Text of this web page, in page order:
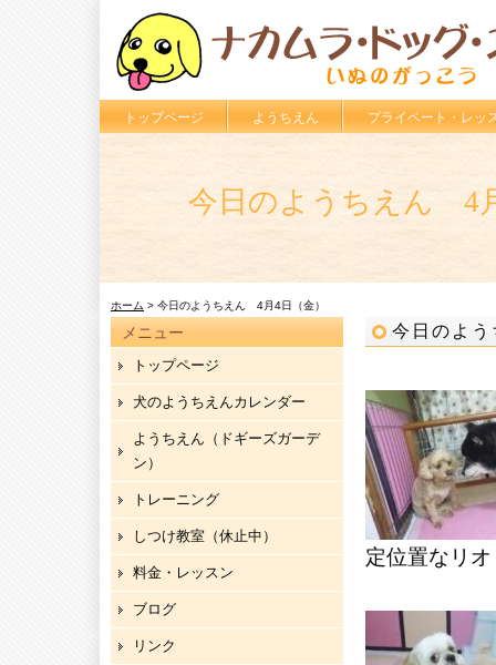
トップページ ようちえん プライベート・レッ
今日のようちえん 4
ホーム > 今日のようちえん 4月4日（金）
今日のよ
定位置なリ
メニュー
トップページ
犬のようちえんカレンダー
ようちえん（ドギーズガーデ
ン）
トレーニング
しつけ教室（休止中）
料金・レッスン
ブログ
リンク